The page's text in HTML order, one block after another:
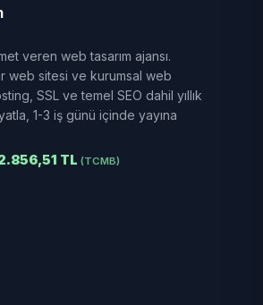
veren web tasarım ajansı.
web sitesi ve kurumsal web
SSL ve temel SEO dahil yıllık
1-3 iş günü içinde yayına
TL (TCMB)